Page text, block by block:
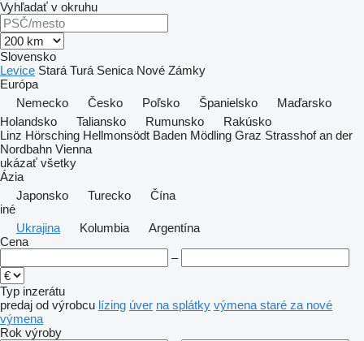
Vyhľadať v okruhu
Slovensko
Levice Stará Turá Senica Nové Zámky
Európa
Nemecko
Česko Poľsko Španielsko
Maďarsko
Holandsko
Taliansko Rumunsko
Rakúsko
Linz Hörsching Hellmonsödt Baden Mödling Graz Strasshof an der
Nordbahn Vienna
ukázať všetky
Ázia
Japonsko
Turecko
Čína
iné
Ukrajina
Kolumbia
Argentína
Cena
–
Typ inzerátu
predaj od výrobcu lízing úver na splátky výmena staré za nové
výmena
Rok výroby